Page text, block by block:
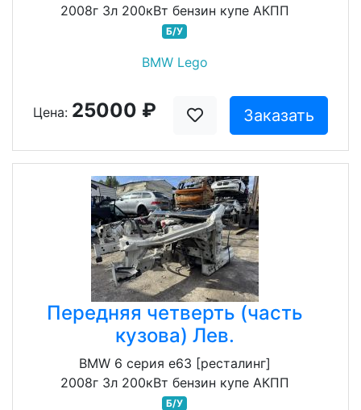
2008г 3л 200кВт бензин купе АКПП
Б/У
BMW Lego
Цена: 25000 ₽ Заказать
Передняя четверть (часть
кузова) Лев.
BMW 6 серия e63 [ресталинг]
2008г 3л 200кВт бензин купе АКПП
Б/У